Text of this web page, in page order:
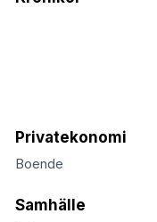
Privatekonomi
Boende
Samhälle